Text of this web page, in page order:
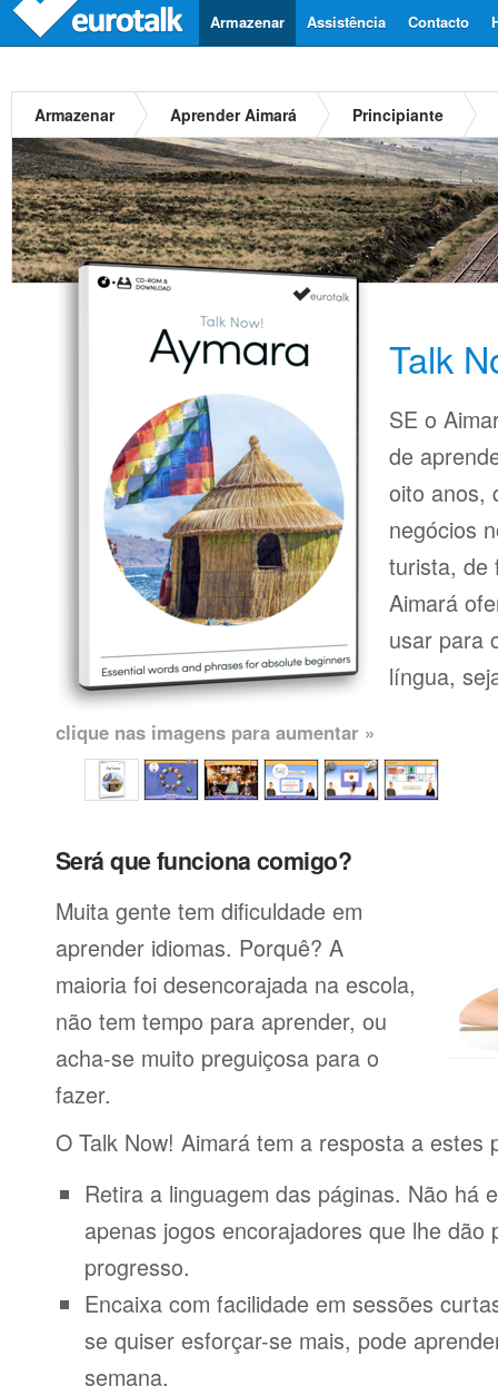
Contacto
Assistência
Armazenar
Armazenar Aprender Aimará Principiante
Talk
SE o
de
oito anos,
negócios
turista, de
Aimará
usar para
língua,
clique nas imagens para aumentar »
Será que funciona comigo?
Muita gente tem dificuldade em
aprender idiomas. Porquê? A
maioria foi desencorajada na escola,
não tem tempo para aprender, ou
acha-se muito preguiçosa para o
fazer.
O Talk Now! Aimará tem a resposta a estes
Retira a linguagem das páginas. Não há
apenas jogos encorajadores que lhe dão
progresso.
Encaixa com facilidade em sessões
se quiser esforçar-se mais, pode
semana.